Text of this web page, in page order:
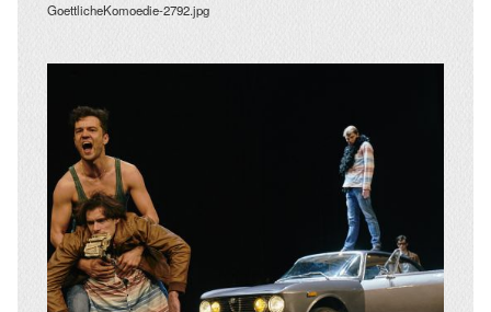
GoettlicheKomoedie-2792.jpg